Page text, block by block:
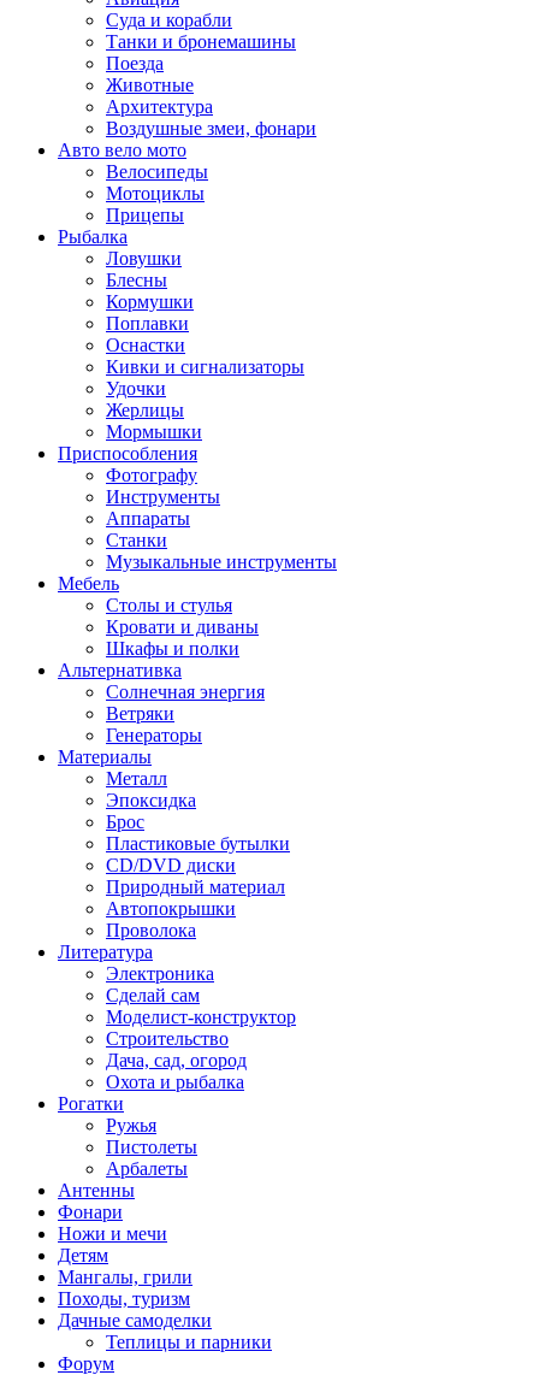
Суда и корабли
Танки и бронемашины
Поезда
Животные
Архитектура
Воздушные змеи, фонари
Авто вело мото
Велосипеды
Мотоциклы
Прицепы
Рыбалка
Ловушки
Блесны
Кормушки
Поплавки
Оснастки
Кивки и сигнализаторы
Удочки
Жерлицы
Мормышки
Приспособления
Фотографу
Инструменты
Аппараты
Станки
Музыкальные инструменты
Мебель
Столы и стулья
Кровати и диваны
Шкафы и полки
Альтернативка
Солнечная энергия
Ветряки
Генераторы
Материалы
Металл
Эпоксидка
Брос
Пластиковые бутылки
CD/DVD диски
Природный материал
Автопокрышки
Проволока
Литература
Электроника
Сделай сам
Моделист-конструктор
Строительство
Дача, сад, огород
Охота и рыбалка
Рогатки
Ружья
Пистолеты
Арбалеты
Антенны
Фонари
Ножи и мечи
Детям
Мангалы, грили
Походы, туризм
Дачные самоделки
Теплицы и парники
Форум